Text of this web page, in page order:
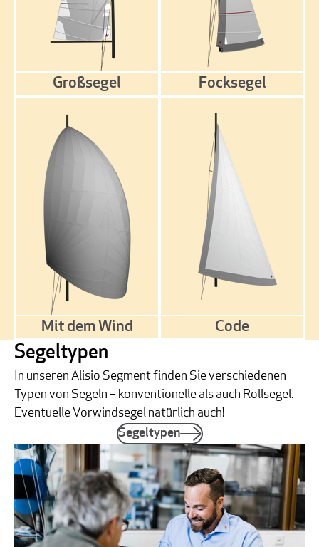
Großsegel Focksegel
Mit dem Wind Code
Segeltypen
In unseren Alisio Segment finden Sie verschiedenen
Typen von Segeln – konventionelle als auch Rollsegel.
Eventuelle Vorwindsegel natürlich auch!
Segeltypen